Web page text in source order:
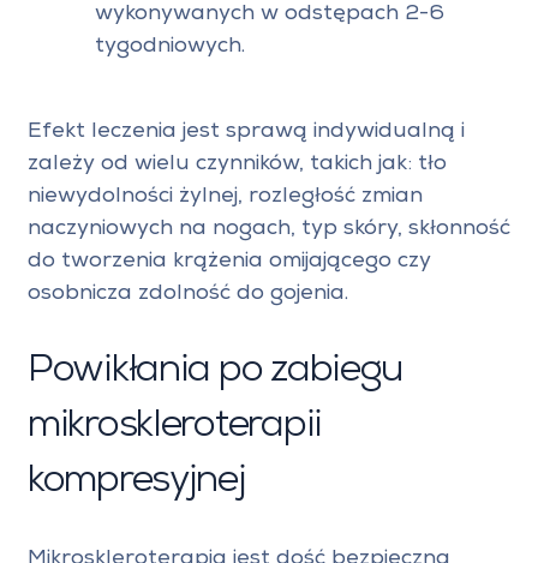
wykonywanych w odstępach 2-6
tygodniowych.
Efekt leczenia jest sprawą indywidualną i
zależy od wielu czynników, takich jak: tło
niewydolności żylnej, rozległość zmian
naczyniowych na nogach, typ skóry, skłonność
do tworzenia krążenia omijającego czy
osobnicza zdolność do gojenia.
Powikłania po zabiegu
mikroskleroterapii
kompresyjnej
Mikroskleroterapia jest dość bezpieczną